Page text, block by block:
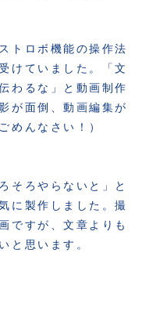
トロボ機能の操作法
けていました。「文
わるな」と動画制作
が面倒、動画編集が
めんなさい！）
そろやらないと」と
に製作しました。撮
ですが、文章よりも
と思います。